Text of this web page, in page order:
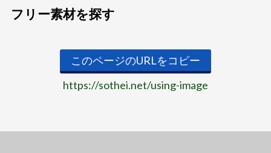
フリー素材を探す
このページのURLをコピー
https://sothei.net/using-image